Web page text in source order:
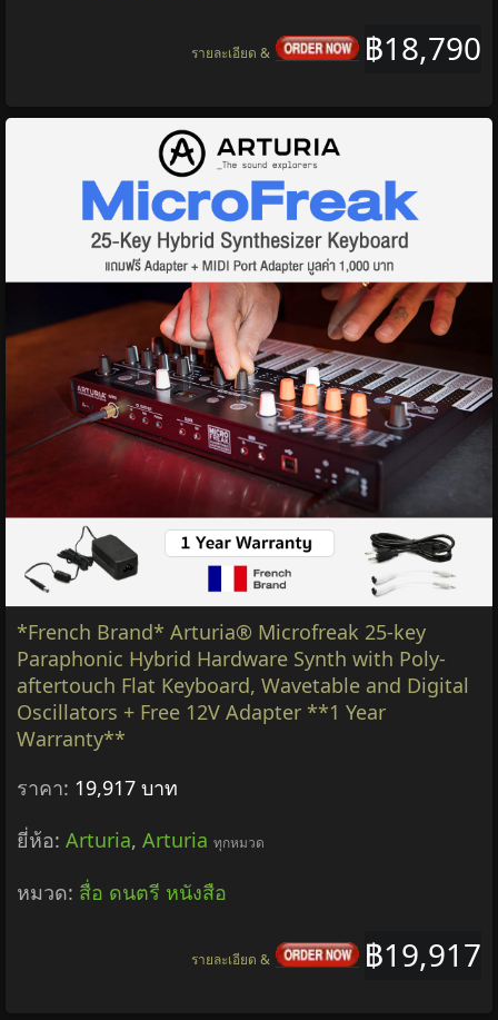
฿18,790
รายละเอียด &
*French Brand* Arturia® Microfreak 25-key
Paraphonic Hybrid Hardware Synth with Poly-
aftertouch Flat Keyboard, Wavetable and Digital
Oscillators + Free 12V Adapter **1 Year
Warranty**
ราคา: 19,917 บาท
ยี่ห้อ: Arturia, Arturia ทุกหมวด
หมวด: สื่อ ดนตรี หนังสือ
฿19,917
รายละเอียด &